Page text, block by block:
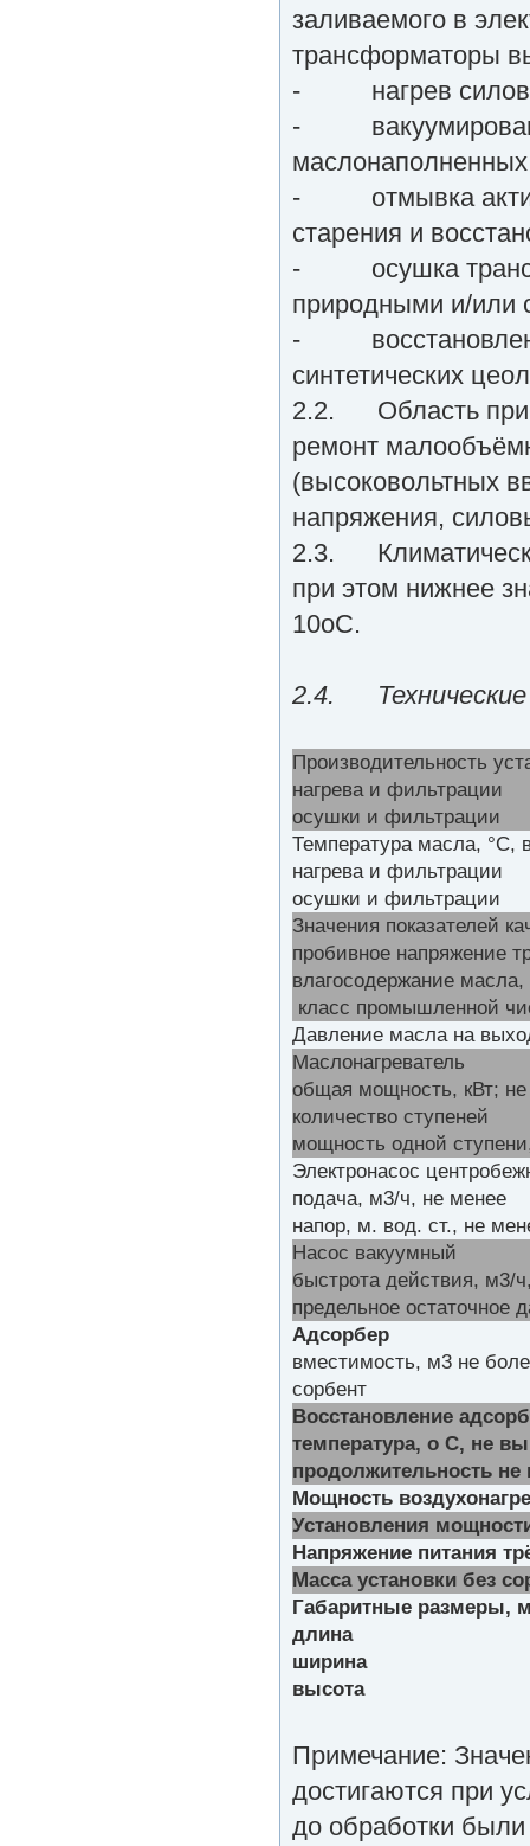
заливаемого в
трансформаторы
- нагрев силовых
-
- отмывка
старения и
- осушка
природными и/или
-
синтетических
2.2. Область
ремонт
(высоковольтных
напряжения,
2.3.
при этом нижнее
10оС.
2.4. Технические
Производительность
нагрева и фильтрации
осушки и фильтрации
Температура масла, °С,
нагрева и фильтрации
осушки и фильтрации
Значения показателей
пробивное напряжение
влагосодержание масла,
класс промышленной
Давление масла на
Маслонагреватель
общая мощность, кВт;
количество ступеней
мощность одной
Электронасос
подача, м3/ч, не менее
напор, м. вод. ст.,
Насос вакуумный
быстрота действия, м3/
предельное остаточное
Адсорбер
вместимость, м3 не
сорбент
Восстановление
температура, о С, не
продолжительность не
Мощность
Установления
Напряжение питания
Масса установки без
Габаритные размеры,
длина
ширина
высота
Примечание:
достигаются при
до обработки